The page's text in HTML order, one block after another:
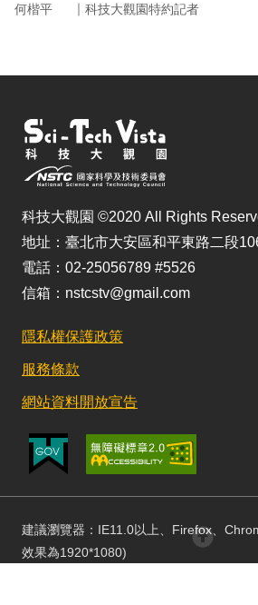
何楷平 ｜ 科技大觀園特約記者
科技大觀園 ©2020 All Rights
地址：臺北市大安區和平東路二段
電話：02-25056789 #5526
信箱：nstcstv@gmail.com
隱私權保護政策
服務條款
網站資料開放宣告
建議瀏覽器：IE11.0以上、Firefox、
效果為1920*1080)
回頂部